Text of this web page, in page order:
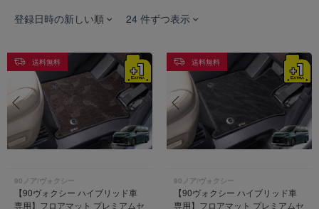
登録日時の新しい順 24 件ずつ表示
送料無料
90ノア/ヴォクシー
【90ヴォクシー ハイブリッド車
専用】フロアマット プレミアムセ
送料無料
90ノア/ヴォクシー
【90ヴォクシー ハイブリッド車
専用】フロアマット プレミアムセ